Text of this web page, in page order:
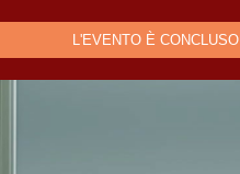
L'EVENTO È CONCLUSO